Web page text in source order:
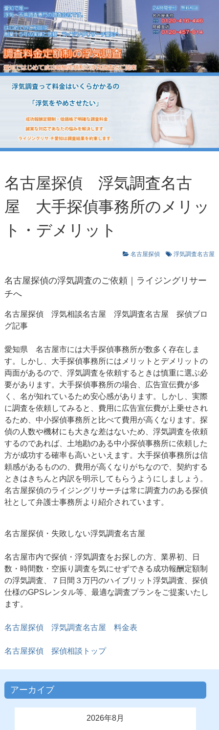
名古屋探偵 浮気調査名古
屋 大手探偵事務所のメリッ
ト・デメリット
名古屋探偵 浮気調査名古屋
名古屋探偵の浮気調査のご依頼｜ライジングリサー
チへ
名古屋探偵 浮気相談名古屋 浮気調査名古屋 探偵ブロ
グ記事
愛知県 名古屋市には大手探偵事務所が数多く存在しま
す。しかし、大手探偵事務所にはメリットとデメリットの
両面があるので、浮気調査を依頼するときは慎重に選ぶ必
要があります。大手探偵事務所の場合、広告宣伝費が多
く、名が知れているため安心感があります。しかし、実際
に調査を依頼してみると、費用に広告宣伝費が上乗せされ
るため、中小探偵事務所と比べて費用が高くなります。探
偵の人数や機材にも大きな差はないため、浮気調査を依頼
するのであれば、土地勘のある中小探偵事務所に依頼した
方が成功する確率も高いといえます。大手探偵事務所は信
頼感があるものの、費用が高くなりがちなので、契約する
ときはきちんと内訳を明示してもらうようにしましょう。
名古屋探偵のライジングリサーチは常に調査力のある探偵
社として弁護士事務所より紹介されています。
名古屋探偵・失敗しない浮気調査名古屋
名古屋市内で探偵・浮気調査をお探しの方、業界初、日
数・時間数・空振り調査を気にせずできる成功報酬定額制
の浮気調査、７日間３万円のハイブリット浮気調査、探偵
仕様のGPSレンタル等、最適な調査プランをご提案いたし
ます。
名古屋探偵 浮気調査名古屋 料金表
名古屋探偵 探偵相談トップ
アーカイブ
2026年8月